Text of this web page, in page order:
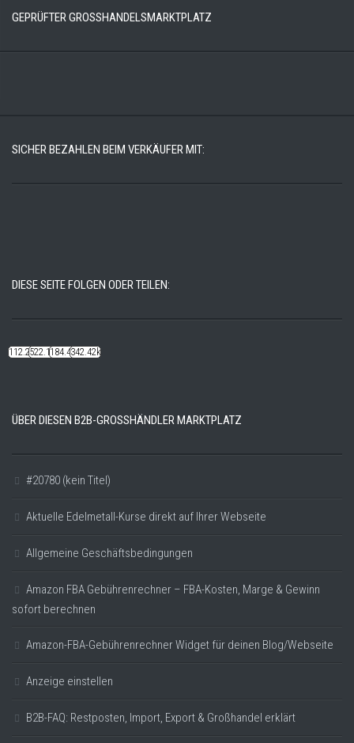
GEPRÜFTER GROSSHANDELSMARKTPLATZ
SICHER BEZAHLEN BEIM VERKÄUFER MIT:
DIESE SEITE FOLGEN ODER TEILEN:
112.22k522.14k184.48k342.42k
ÜBER DIESEN B2B-GROSSHÄNDLER MARKTPLATZ
#20780 (kein Titel)
Aktuelle Edelmetall-Kurse direkt auf Ihrer Webseite
Allgemeine Geschäftsbedingungen
Amazon FBA Gebührenrechner – FBA-Kosten, Marge & Gewinn
sofort berechnen
Amazon-FBA-Gebührenrechner Widget für deinen Blog/Webseite
Anzeige einstellen
B2B-FAQ: Restposten, Import, Export & Großhandel erklärt